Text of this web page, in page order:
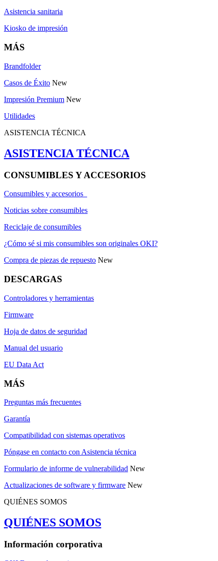
Asistencia sanitaria
Kiosko de impresión
MÁS
Brandfolder
Casos de Éxito New
Impresión Premium New
Utilidades
ASISTENCIA TÉCNICA
ASISTENCIA TÉCNICA
CONSUMIBLES Y ACCESORIOS
Consumibles y accesorios
Noticias sobre consumibles
Reciclaje de consumibles
¿Cómo sé si mis consumibles son originales OKI?
Compra de piezas de repuesto New
DESCARGAS
Controladores y herramientas
Firmware
Hoja de datos de seguridad
Manual del usuario
EU Data Act
MÁS
Preguntas más frecuentes
Garantía
Compatibilidad con sistemas operativos
Póngase en contacto con Asistencia técnica
Formulario de informe de vulnerabilidad New
Actualizaciones de software y firmware New
QUIÉNES SOMOS
QUIÉNES SOMOS
Información corporativa